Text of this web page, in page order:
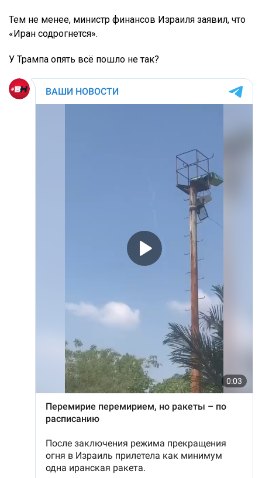
Тем не менее, министр финансов Израиля заявил, что
«Иран содрогнется».
У Трампа опять всё пошло не так?